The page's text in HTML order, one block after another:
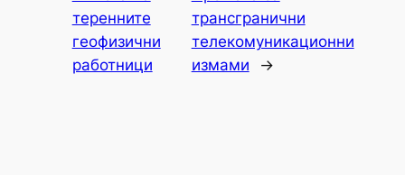
теренните
геофизични
работници
трансгранични
телекомуникационни
измами
→